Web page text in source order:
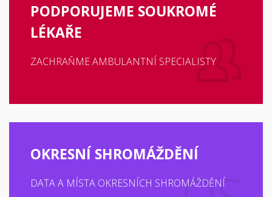
PODPORUJEME SOUKROMÉ
LÉKAŘE
ZACHRAŇME AMBULANTNÍ SPECIALISTY
OKRESNÍ SHROMÁŽDĚNÍ
DATA A MÍSTA OKRESNÍCH SHROMÁŽDĚNÍ